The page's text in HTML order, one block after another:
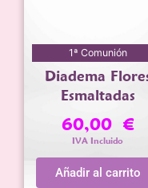
1ª Comunión
Diadema
Esmaltadas
60,00 €
IVA Incluido
Añadir al carrito